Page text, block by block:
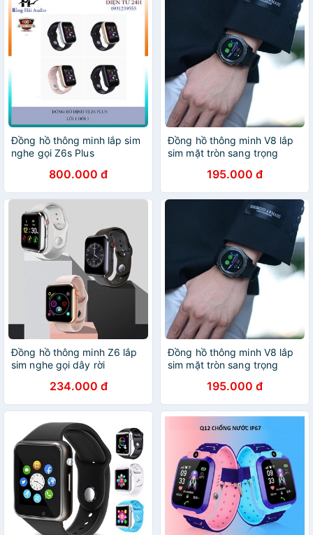
Đồng hồ thông minh lắp sim
nghe gọi Z6s Plus
800.000 đ
Đồng hồ thông minh V8 lắp
sim mặt tròn sang trọng
195.000 đ
Đồng hồ thông minh Z6 lắp
sim nghe gọi dây rời
234.000 đ
Đồng hồ thông minh V8 lắp
sim mặt tròn sang trọng
195.000 đ